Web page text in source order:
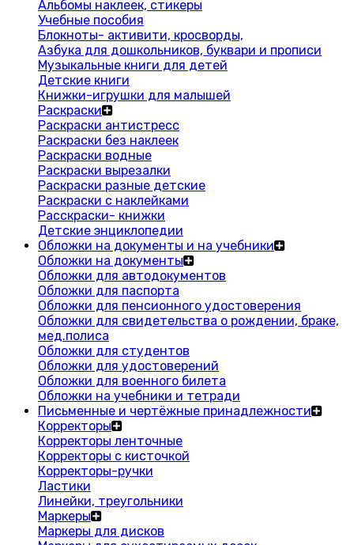
Альбомы наклеек, стикеры
Учебные пособия
Блокноты- активити, кросворды,
Азбука для дошкольников, буквари и прописи
Музыкальные книги для детей
Детские книги
Книжки-игрушки для малышей
Раскраски
Раскраски антистресс
Раскраски без наклеек
Раскраски водные
Раскраски вырезалки
Раскраски разные детские
Раскраски с наклейками
Расскраски- книжки
Детские энциклопедии
Обложки на документы и на учебники
Обложки на документы
Обложки для автодокументов
Обложки для паспорта
Обложки для пенсионного удостоверения
Обложки для свидетельства о рождении, браке,
мед.полиса
Обложки для студентов
Обложки для удостоверений
Обложки для военного билета
Обложки на учебники и тетради
Письменные и чертёжные принадлежности
Корректоры
Корректоры ленточные
Корректоры с кисточкой
Корректоры-ручки
Ластики
Линейки, треугольники
Маркеры
Маркеры для дисков